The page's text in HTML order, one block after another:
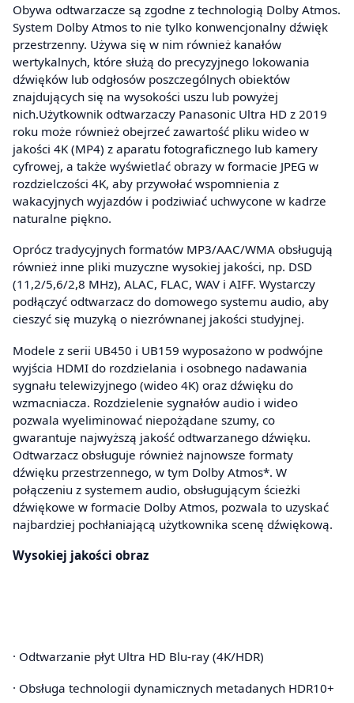
Obywa odtwarzacze są zgodne z technologią Dolby Atmos.
System Dolby Atmos to nie tylko konwencjonalny dźwięk
przestrzenny. Używa się w nim również kanałów
wertykalnych, które służą do precyzyjnego lokowania
dźwięków lub odgłosów poszczególnych obiektów
znajdujących się na wysokości uszu lub powyżej
nich.Użytkownik odtwarzaczy Panasonic Ultra HD z 2019
roku może również obejrzeć zawartość pliku wideo w
jakości 4K (MP4) z aparatu fotograficznego lub kamery
cyfrowej, a także wyświetlać obrazy w formacie JPEG w
rozdzielczości 4K, aby przywołać wspomnienia z
wakacyjnych wyjazdów i podziwiać uchwycone w kadrze
naturalne piękno.
Oprócz tradycyjnych formatów MP3/AAC/WMA obsługują
również inne pliki muzyczne wysokiej jakości, np. DSD
(11,2/5,6/2,8 MHz), ALAC, FLAC, WAV i AIFF. Wystarczy
podłączyć odtwarzacz do domowego systemu audio, aby
cieszyć się muzyką o niezrównanej jakości studyjnej.
Modele z serii UB450 i UB159 wyposażono w podwójne
wyjścia HDMI do rozdzielania i osobnego nadawania
sygnału telewizyjnego (wideo 4K) oraz dźwięku do
wzmacniacza. Rozdzielenie sygnałów audio i wideo
pozwala wyeliminować niepożądane szumy, co
gwarantuje najwyższą jakość odtwarzanego dźwięku.
Odtwarzacz obsługuje również najnowsze formaty
dźwięku przestrzennego, w tym Dolby Atmos*. W
połączeniu z systemem audio, obsługującym ścieżki
dźwiękowe w formacie Dolby Atmos, pozwala to uzyskać
najbardziej pochłaniającą użytkownika scenę dźwiękową.
Wysokiej jakości obraz
· Odtwarzanie płyt Ultra HD Blu-ray (4K/HDR)
· Obsługa technologii dynamicznych metadanych HDR10+